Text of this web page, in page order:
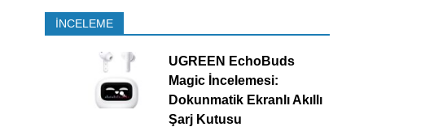
İNCELEME
UGREEN EchoBuds
Magic İncelemesi:
Dokunmatik Ekranlı Akıllı
Şarj Kutusu